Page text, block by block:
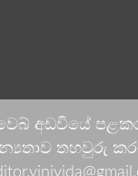
වෙබ්
තහවුරු